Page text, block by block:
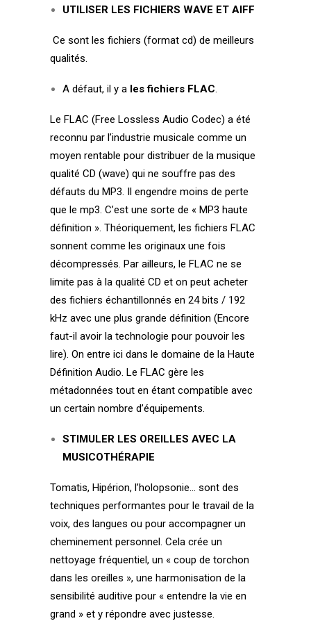
UTILISER LES FICHIERS WAVE ET AIFF
Ce sont les fichiers (format cd) de meilleurs
qualités.
A défaut, il y a les fichiers FLAC.
Le FLAC (Free Lossless Audio Codec) a été
reconnu par l’industrie musicale comme un
moyen rentable pour distribuer de la musique
qualité CD (wave) qui ne souffre pas des
défauts du MP3. Il engendre moins de perte
que le mp3. C’est une sorte de « MP3 haute
définition ». Théoriquement, les fichiers FLAC
sonnent comme les originaux une fois
décompressés. Par ailleurs, le FLAC ne se
limite pas à la qualité CD et on peut acheter
des fichiers échantillonnés en 24 bits / 192
kHz avec une plus grande définition (Encore
faut-il avoir la technologie pour pouvoir les
lire). On entre ici dans le domaine de la Haute
Définition Audio. Le FLAC gère les
métadonnées tout en étant compatible avec
un certain nombre d’équipements.
STIMULER LES OREILLES AVEC LA
MUSICOTHÉRAPIE
Tomatis, Hipérion, l’holopsonie… sont des
techniques performantes pour le travail de la
voix, des langues ou pour accompagner un
cheminement personnel. Cela crée un
nettoyage fréquentiel, un « coup de torchon
dans les oreilles », une harmonisation de la
sensibilité auditive pour « entendre la vie en
grand » et y répondre avec justesse.